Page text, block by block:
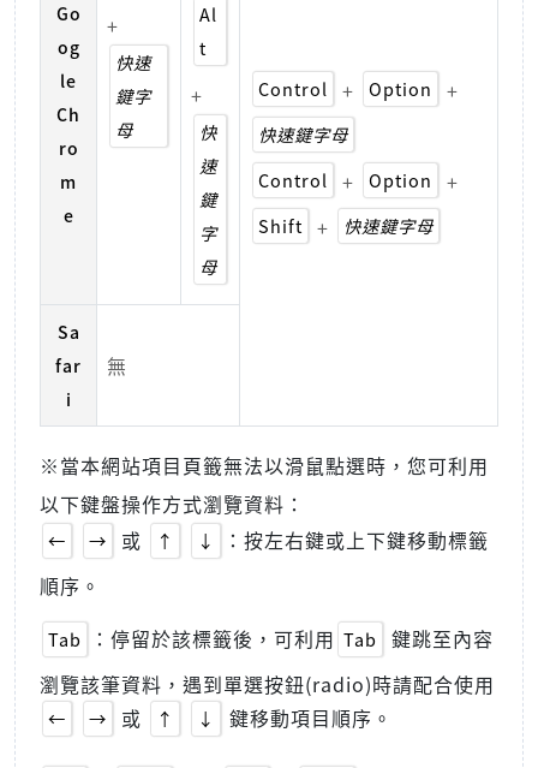
+
快速
鍵字
母
Control + Option +
快速鍵字母
Control
+ Option +
Shift + 快速鍵字母
Go
og
le
Ch
ro
m
e
Al
t
+
快
速
鍵
字
母
Sa
far
i
無
※當本網站項目頁籤無法以滑鼠點選時，您可利用
以下鍵盤操作方式瀏覽資料：
← → 或 ↑ ↓
：按左右鍵或上下鍵移動標籤
順序。
Tab ：停留於該標籤後，可利用 Tab
鍵跳至內容
瀏覽該筆資料，遇到單選按鈕(radio)時請配合使用
← → 或 ↑ ↓ 鍵移動項目順序。